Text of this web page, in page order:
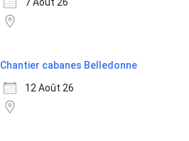
Chantier cabanes Belledonne
12 Août 26